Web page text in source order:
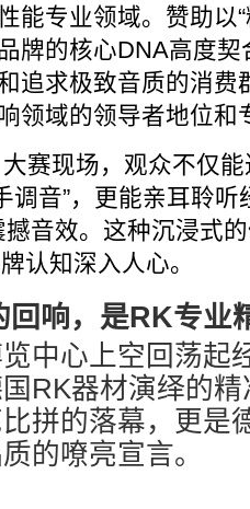
能专业领域。赞助以
牌的核心DNA高度
追求极致音质的消费
领域的领导者地位和
大赛现场，观众不仅
调音”，更能亲耳聆
音效。这种沉浸式
认知深入人心。
回响，是RK专业
中心上空回荡起
RK器材演绎的
拼的落幕，更是
的嘹亮宣言。